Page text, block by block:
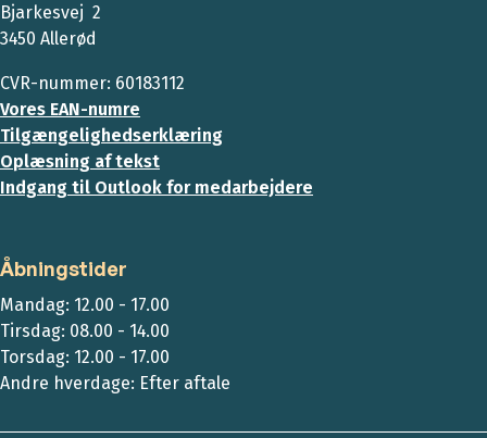
Bjarkesvej 2
3450 Allerød
CVR-nummer: 60183112
Vores EAN-numre
Tilgængelighedserklæring
Oplæsning af tekst
Indgang til Outlook for medarbejdere
Åbningstider
Mandag: 12.00 - 17.00
Tirsdag: 08.00 - 14.00
Torsdag: 12.00 - 17.00
Andre hverdage: Efter aftale